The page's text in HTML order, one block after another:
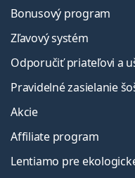
Bonusový program
Zľavový systém
Odporučiť priateľovi a
Pravidelné zasielanie
Akcie
Affiliate program
Lentiamo pre